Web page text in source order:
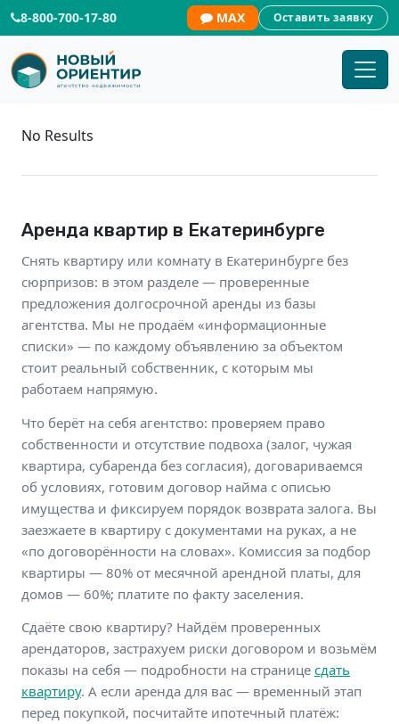
8-800-700-17-80 MAX Оставить заявку
Аренда квартир | Новый Ориентир
No Results
Аренда квартир в Екатеринбурге
Снять квартиру или комнату в Екатеринбурге без
сюрпризов: в этом разделе — проверенные
предложения долгосрочной аренды из базы
агентства. Мы не продаём «информационные
списки» — по каждому объявлению за объектом
стоит реальный собственник, с которым мы
работаем напрямую.
Что берёт на себя агентство: проверяем право
собственности и отсутствие подвоха (залог, чужая
квартира, субаренда без согласия), договариваемся
об условиях, готовим договор найма с описью
имущества и фиксируем порядок возврата залога. Вы
заезжаете в квартиру с документами на руках, а не
«по договорённости на словах». Комиссия за подбор
квартиры — 80% от месячной арендной платы, для
домов — 60%; платите по факту заселения.
Сдаёте свою квартиру? Найдём проверенных
арендаторов, застрахуем риски договором и возьмём
показы на себя — подробности на странице сдать
квартиру. А если аренда для вас — временный этап
перед покупкой, посчитайте ипотечный платёж: